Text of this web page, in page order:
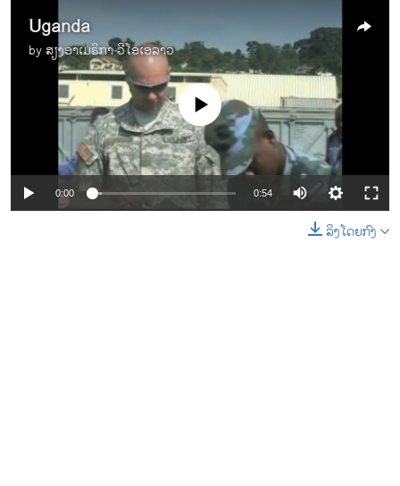
ີ້Uganda
by ສຽງອາເມຣິກາ ວີໂອເອລາວ
No media source currently available
0:00 0:54
ລິງໂດຍກົງ